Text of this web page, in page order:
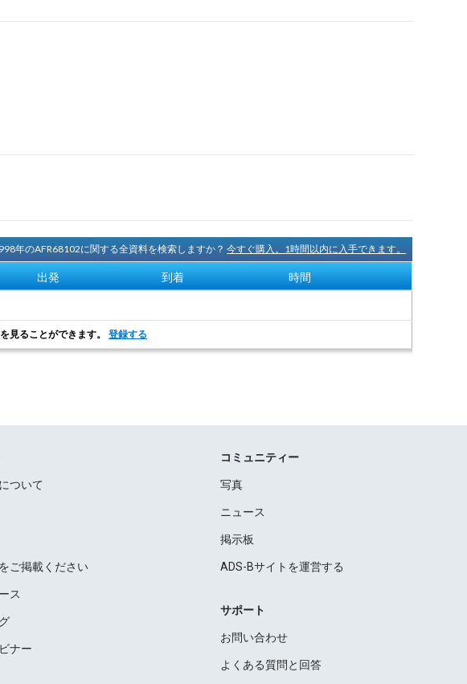
年のAFR68102に関する全資料を検索しますか？今すぐ購入。1時間以内に入手できます。
出発 到着 時間
見ることができます。登録する
ついて
ご掲載ください
ス
ナー
コミュニティー
写真
ニュース
掲示板
ADS-Bサイトを運営する
サポート
お問い合わせ
よくある質問と回答